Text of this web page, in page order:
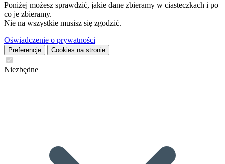
Poniżej możesz sprawdzić, jakie dane zbieramy w ciasteczkach i po
co je zbieramy.
Nie na wszystkie musisz się zgodzić.
Oświadczenie o prywatności
Preferencje Cookies na stronie
Niezbędne